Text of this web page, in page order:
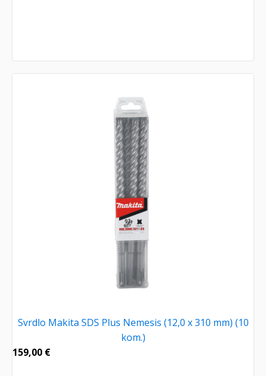
Svrdlo Makita SDS Plus Nemesis (12,0 x 310 mm) (10
kom.)
159,00 €